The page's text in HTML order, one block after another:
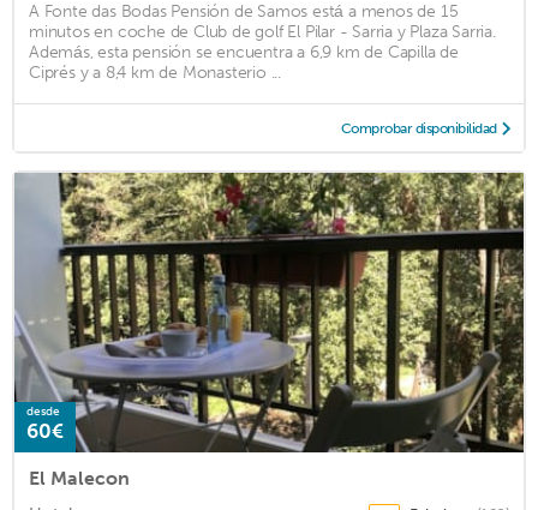
A Fonte das Bodas Pensión de Samos está a menos de 15
minutos en coche de Club de golf El Pilar - Sarria y Plaza Sarria.
Además, esta pensión se encuentra a 6,9 km de Capilla de
Ciprés y a 8,4 km de Monasterio ...
Comprobar disponibilidad
desde
60€
El Malecon